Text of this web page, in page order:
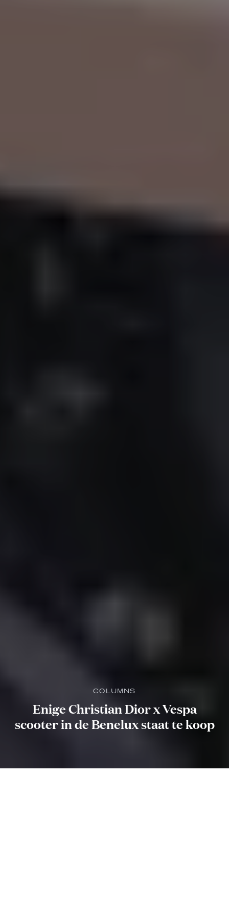
COLUMNS
Enige Christian Dior x Vespa
scooter in de Benelux staat te koop